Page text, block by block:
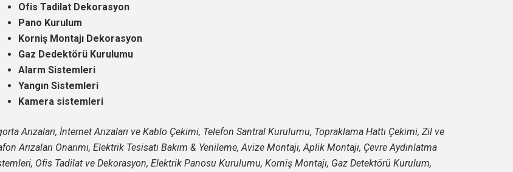
Ofis Tadilat Dekorasyon
Pano Kurulum
Korniş Montajı Dekorasyon
Gaz Dedektörü Kurulumu
Alarm Sistemleri
Yangın Sistemleri
Kamera sistemleri
Arızaları, İnternet Arızaları ve Kablo Çekimi, Telefon Santral Kurulumu, Topraklama Hattı Çekimi, Zil ve
Arızaları Onarımı, Elektrik Tesisatı Bakım & Yenileme, Avize Montajı, Aplik Montajı, Çevre Aydınlatma
Ofis Tadilat ve Dekorasyon, Elektrik Panosu Kurulumu, Korniş Montajı, Gaz Detektörü Kurulum,